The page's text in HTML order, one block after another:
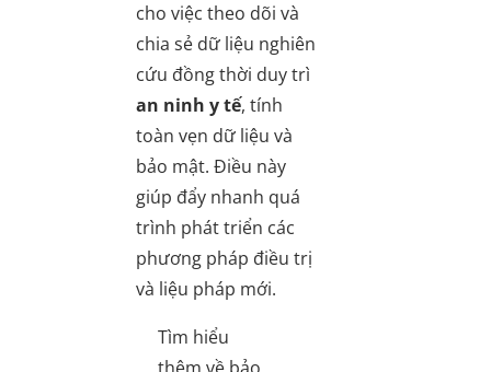
cho việc theo dõi và
chia sẻ dữ liệu nghiên
cứu đồng thời duy trì
an ninh y tế, tính
toàn vẹn dữ liệu và
bảo mật. Điều này
giúp đẩy nhanh quá
trình phát triển các
phương pháp điều trị
và liệu pháp mới.
Tìm hiểu